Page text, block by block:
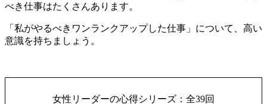
べき仕事はたくさんあります。
「私がやるべきワンランクアップした仕事」について、高い
意識を持ちましょう。
女性リーダーの心得シリーズ：全39回